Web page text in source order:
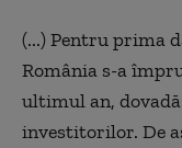
(...) Pentru prima
România s-a
ultimul an,
investitorilor. De